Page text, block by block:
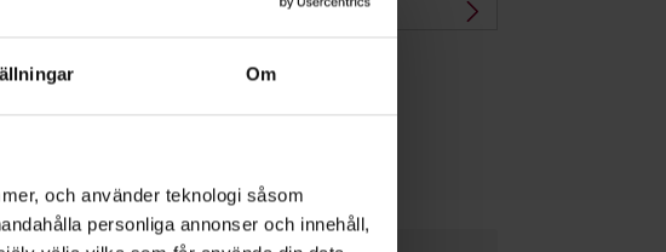
Om
och använder teknologi såsom
personliga annonser och innehåll,